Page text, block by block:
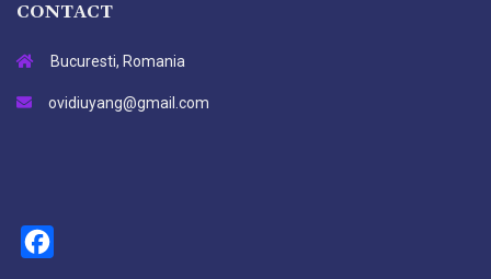
CONTACT
Bucuresti, Romania
ovidiuyang@gmail.com